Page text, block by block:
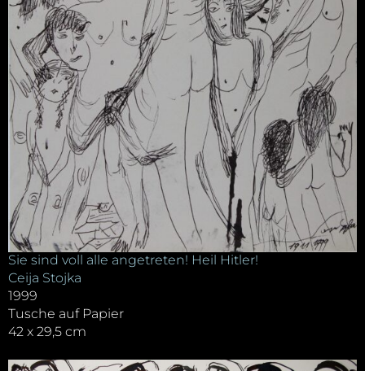
Sie sind voll alle angetreten! Heil Hitler!
Ceija Stojka
1999
Tusche auf Papier
42 x 29,5 cm